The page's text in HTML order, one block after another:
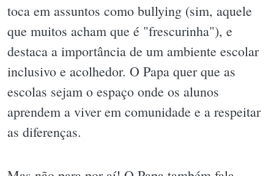
toca em assuntos como bullying (sim, aquele
que muitos acham que é "frescurinha"), e
destaca a importância de um ambiente escolar
inclusivo e acolhedor. O Papa quer que as
escolas sejam o espaço onde os alunos
aprendem a viver em comunidade e a respeitar
as diferenças.